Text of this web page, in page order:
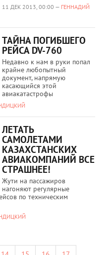
11 ДЕК 2013, 00:00 — ГЕННАДИЙ
ТАЙНА ПОГИБШЕГО
РЕЙСА DV-760
Недавно к нам в руки попал
крайне любопытный
документ, напрямую
касающийся этой
авиакатастрофы
ЛЕТАТЬ
САМОЛЕТАМИ
КАЗАХСТАНСКИХ
АВИАКОМПАНИЙ ВСЕ
СТРАШНЕЕ!
Жути на пассажиров
нагоняют регулярные
по техническим